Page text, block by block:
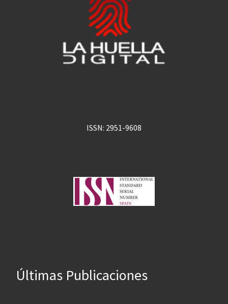
ISSN: 2951-9608
Últimas Publicaciones